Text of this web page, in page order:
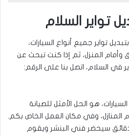
تواير السلام
تواير جميع أنواع السيارات،
المنزل، ثم إذا كنت تبحث عن
في السلام، اتصل بنا على الرقم:
السيارات، هو الحل الأمثل للصيانة
المنازل، وفي مكان العمل الخاص بكم.
سيحضر فني البنشر ويقوم